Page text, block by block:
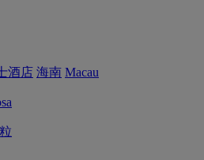
酒店 海南 Macau